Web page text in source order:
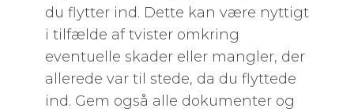
du flytter ind. Dette kan være nyttigt
i tilfælde af tvister omkring
eventuelle skader eller mangler, der
allerede var til stede, da du flyttede
ind. Gem også alle dokumenter og